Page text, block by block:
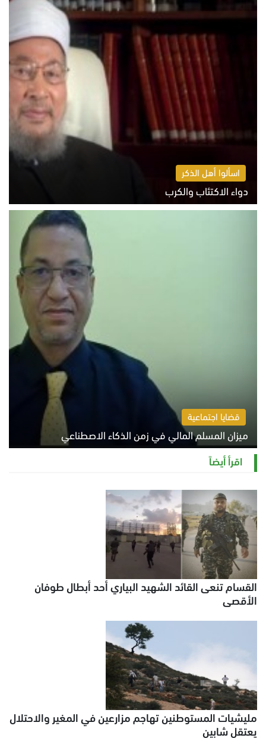
اسألوا أهل الذكر
دواء الاكتئاب والكرب
السبت 8 أغسطس 2026 10:54 ص
قضايا اجتماعية
ميزان المسلم المالي في زمن الذكاء الاصطناعي
السبت 8 أغسطس 2026 11:21 ص
اقرأ أيضاً
القسام تنعى القائد الشهيد البياري أحد أبطال طوفان
الأقصى
مليشيات المستوطنين تهاجم مزارعين في المغير والاحتلال
يعتقل شابين